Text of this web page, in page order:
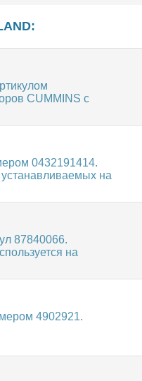
:
CUMMINS с
0432191414.
на
87840066.
на
4902921.